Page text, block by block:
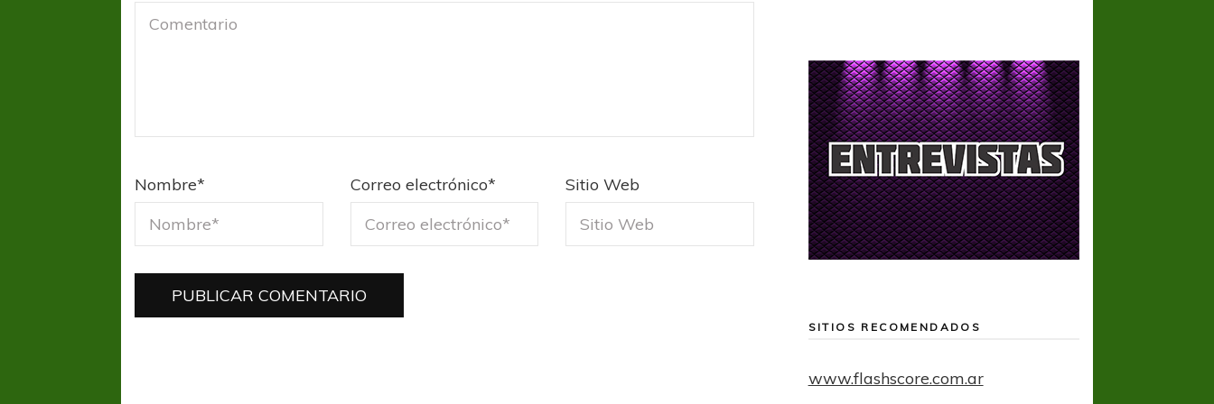
Nombre* Correo electrónico* Sitio Web
SITIOS RECOMENDADOS
www.flashscore.com.ar